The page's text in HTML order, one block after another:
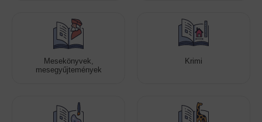
Mesekönyvek,
mesegyűjtemények
Krimi